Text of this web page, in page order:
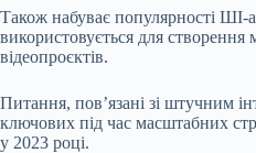
Також набуває популярності ШІ-
використовується для створення
відеопроєктів.
Питання, пов’язані зі штучним
ключових під час масштабних
у 2023 році.